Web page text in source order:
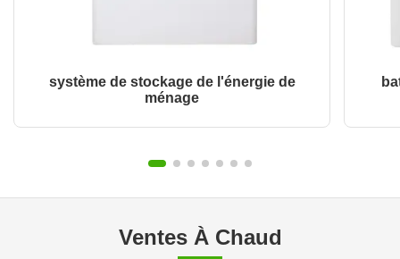
système de stockage de l'énergie de
ménage
Ventes À Chaud